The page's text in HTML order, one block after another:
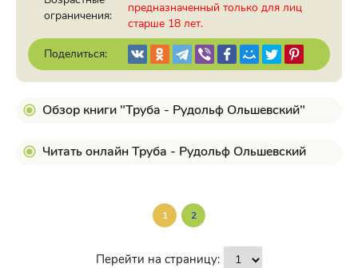
ограничения:
предназначенный только для лиц
старше 18 лет.
Поделиться:
Обзор книги "Труба - Рудольф Ольшевский"
Читать онлайн Труба - Рудольф Ольшевский
1 2
Перейти на страницу: